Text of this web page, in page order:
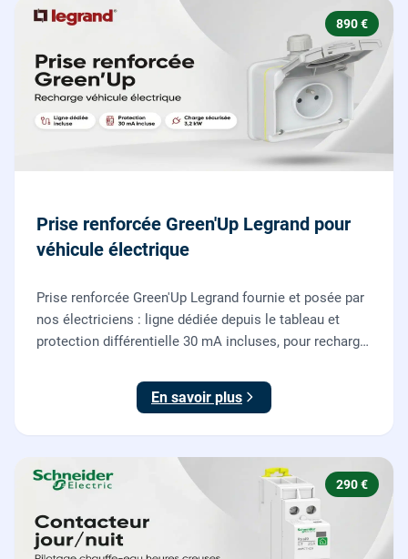
890 €
Prise renforcée Green'Up Legrand pour
véhicule électrique
Prise renforcée Green'Up Legrand fournie et posée par
nos électriciens : ligne dédiée depuis le tableau et
protection différentielle 30 mA incluses, pour recharger
En savoir plus
290 €